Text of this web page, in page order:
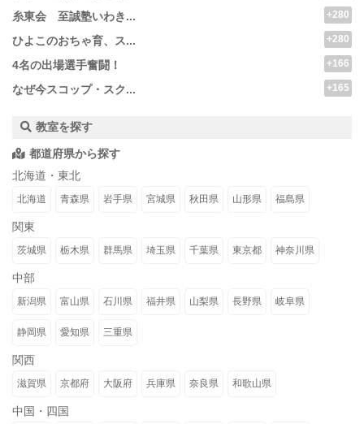
糸東会 至誠塾いわき... +280
ひよこのおちゃ育、ス... +280
4名の出場選手奮闘！ +166
なぜ今スコップ・スク... +165
教室を探す
都道府県から探す
北海道・東北
北海道 青森県 岩手県 宮城県 秋田県 山形県 福島県
関東
茨城県 栃木県 群馬県 埼玉県 千葉県 東京都 神奈川県
中部
新潟県 富山県 石川県 福井県 山梨県 長野県 岐阜県
静岡県 愛知県 三重県
関西
滋賀県 京都府 大阪府 兵庫県 奈良県 和歌山県
中国・四国